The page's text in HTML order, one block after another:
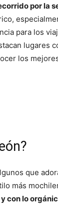
por la
para los
lugares
los
que
más
con lo